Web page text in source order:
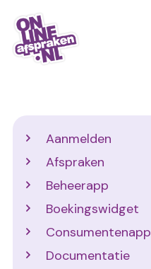
Naar
hoofdinhoud
Aanmelden
Afspraken
Beheerapp
Boekingswidget
Consumentenapp
Documentatie